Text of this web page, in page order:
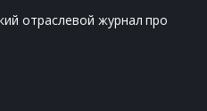
отраслевой журнал про